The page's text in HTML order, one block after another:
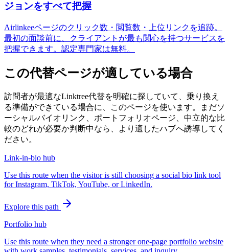
ジョンをすべて把握
Airlinkeeページのクリック数・閲覧数・上位リンクを追跡。
最初の面談前に、クライアントが最も関心を持つサービスを
把握できます。認定専門家は無料。
この代替ページが適している場合
訪問者が最適なLinktree代替を明確に探していて、乗り換え
る準備ができている場合に、このページを使います。まだソ
ーシャルバイオリンク、ポートフォリオページ、中立的な比
較のどれが必要か判断中なら、より適したハブへ誘導してく
ださい。
Link-in-bio hub
Use this route when the visitor is still choosing a social bio link tool
for Instagram, TikTok, YouTube, or LinkedIn.
Explore this path
Portfolio hub
Use this route when they need a stronger one-page portfolio website